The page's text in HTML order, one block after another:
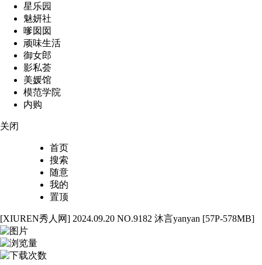
星乐园
魅妍社
嗲囡囡
顽味生活
御女郎
影私荟
美媛馆
模范学院
内购
关闭
首页
搜索
随意
我的
置顶
[XIUREN秀人网] 2024.09.20 NO.9182 沐言yanyan [57P-578MB]